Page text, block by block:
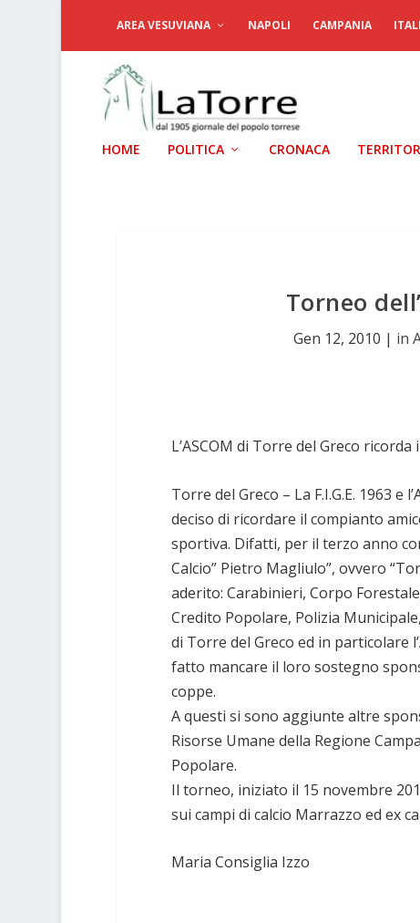
AREA VESUVIANA NAPOLI CAMPANIA
HOME POLITICA CRONACA
Torneo
Gen 12, 2010 | in
L’ASCOM di Torre del Greco
Torre del Greco – La F.I.G.E. 1963 e
deciso di ricordare il compianto
sportiva. Difatti, per il terzo anno
Calcio” Pietro Magliulo”, ovvero
aderito: Carabinieri, Corpo
Credito Popolare, Polizia
di Torre del Greco ed in particolare
fatto mancare il loro sostegno
coppe.
A questi si sono aggiunte altre
Risorse Umane della Regione
Popolare.
Il torneo, iniziato il 15 novembre
sui campi di calcio Marrazzo ed ex
Maria Consiglia Izzo